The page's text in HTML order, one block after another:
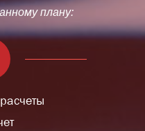
плану: